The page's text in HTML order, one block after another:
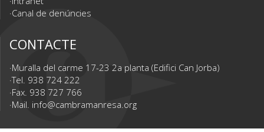
Canal de denúncies
CONTACTE
Muralla del carme 17-23 2a planta (Edifici Can Jorba)
Tel. 938 724 222
Fax. 938 727 766
Mail. info@cambramanresa.org